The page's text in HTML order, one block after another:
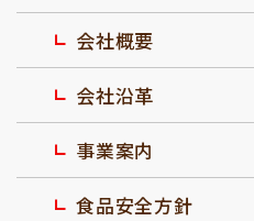
会社概要
会社沿革
事業案内
食品安全方針